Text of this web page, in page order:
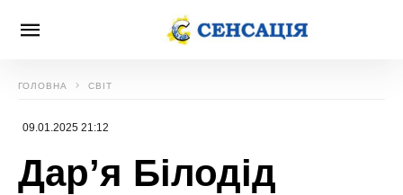
ГОЛОВНА СВІТ
09.01.2025 21:12
Дар’я Білодід